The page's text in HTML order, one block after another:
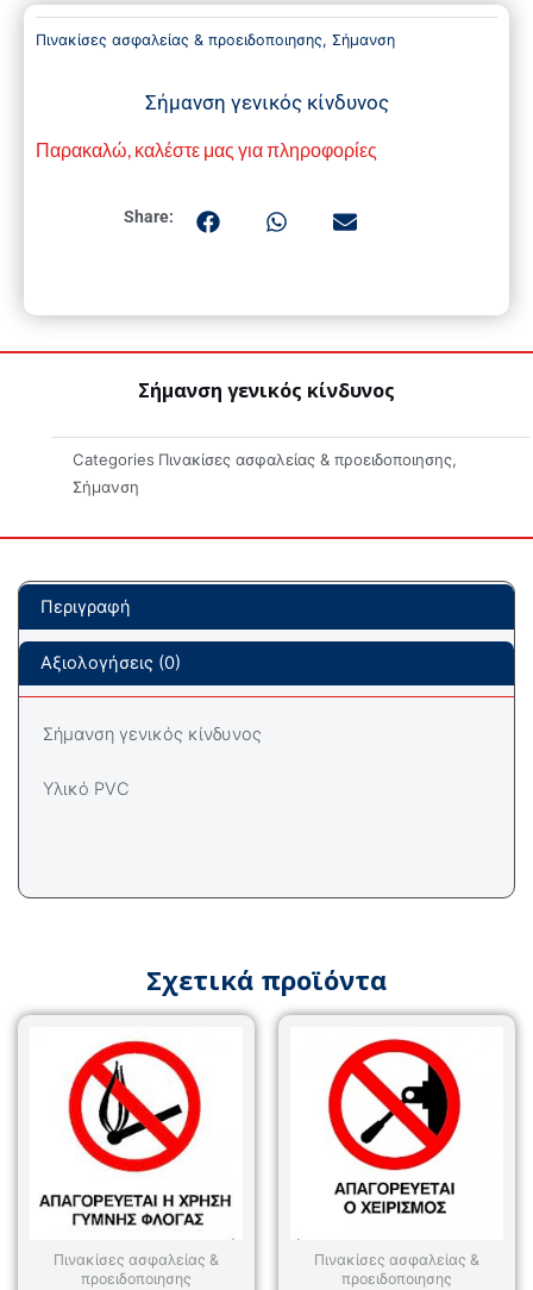
Πινακίσες ασφαλείας & προειδοποιησης, Σήμανση
Σήμανση γενικός κίνδυνος
Παρακαλώ, καλέστε μας για πληροφορίες
Share:
Σήμανση γενικός κίνδυνος
Categories Πινακίσες ασφαλείας & προειδοποιησης,
Σήμανση
Περιγραφή
Αξιολογήσεις (0)
Σήμανση γενικός κίνδυνος
Υλικό PVC
Σχετικά προϊόντα
Πινακίσες ασφαλείας &
προειδοποιησης
Πινακίσες ασφαλείας &
προειδοποιησης